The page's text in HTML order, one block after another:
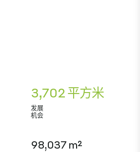
3,702 平方米
发展
机会
98,037 m²